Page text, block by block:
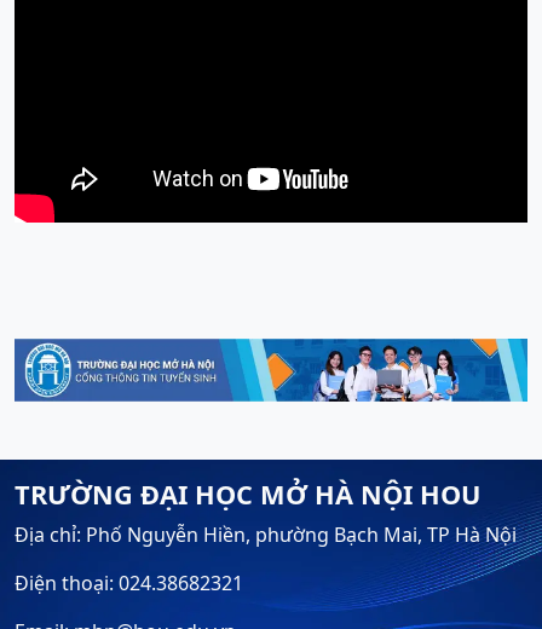
TRƯỜNG ĐẠI HỌC MỞ HÀ NỘI HOU
Địa chỉ: Phố Nguyễn Hiền, phường Bạch Mai, TP Hà Nội
Điện thoại: 024.38682321